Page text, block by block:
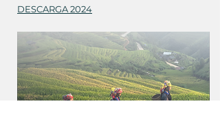
DESCARGA 2024